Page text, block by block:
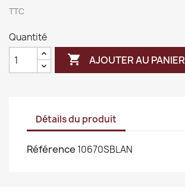
TTC
Quantité
 AJOUTER AU PANIER
Détails du produit
Référence 10670SBLAN